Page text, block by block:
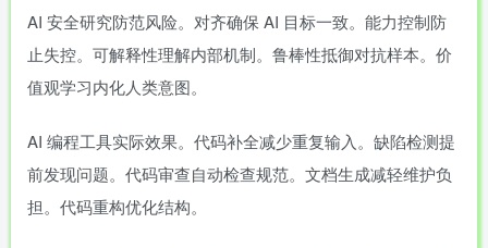
AI 安全研究防范风险。对齐确保 AI 目标一致。能力控制防
止失控。可解释性理解内部机制。鲁棒性抵御对抗样本。价
值观学习内化人类意图。
AI 编程工具实际效果。代码补全减少重复输入。缺陷检测提
前发现问题。代码审查自动检查规范。文档生成减轻维护负
担。代码重构优化结构。